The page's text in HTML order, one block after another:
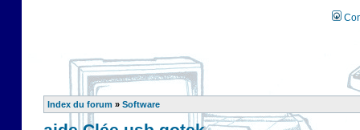
Index du forum » Software